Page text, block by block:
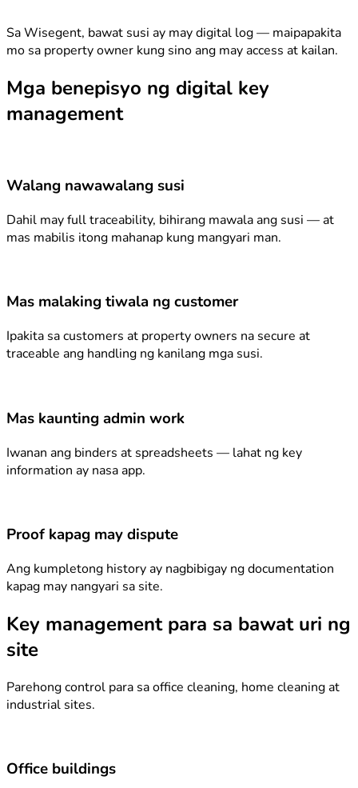
Sa Wisegent, bawat susi ay may digital log — maipapakita
mo sa property owner kung sino ang may access at kailan.
Mga benepisyo ng digital key
management
Walang nawawalang susi
Dahil may full traceability, bihirang mawala ang susi — at
mas mabilis itong mahanap kung mangyari man.
Mas malaking tiwala ng customer
Ipakita sa customers at property owners na secure at
traceable ang handling ng kanilang mga susi.
Mas kaunting admin work
Iwanan ang binders at spreadsheets — lahat ng key
information ay nasa app.
Proof kapag may dispute
Ang kumpletong history ay nagbibigay ng documentation
kapag may nangyari sa site.
Key management para sa bawat uri ng
site
Parehong control para sa office cleaning, home cleaning at
industrial sites.
Office buildings